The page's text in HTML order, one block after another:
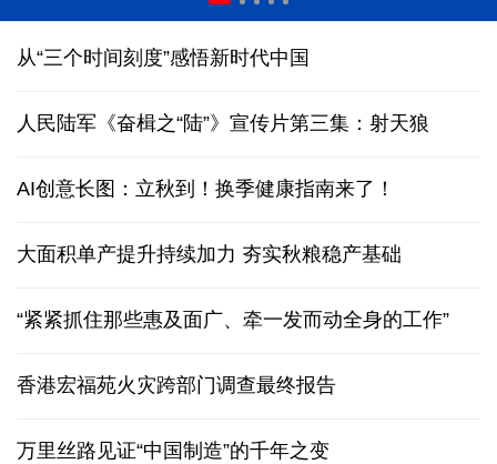
从“三个时间刻度”感悟新时代中国
人民陆军《奋楫之“陆”》宣传片第三集：射天狼
AI创意长图：立秋到！换季健康指南来了！
大面积单产提升持续加力 夯实秋粮稳产基础
“紧紧抓住那些惠及面广、牵一发而动全身的工作”
香港宏福苑火灾跨部门调查最终报告
万里丝路见证“中国制造”的千年之变